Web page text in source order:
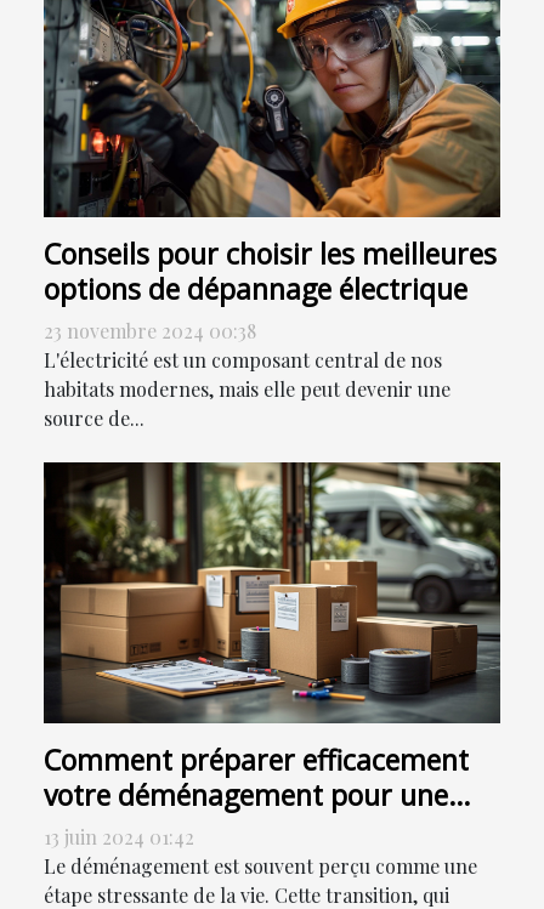
Conseils pour choisir les meilleures
options de dépannage électrique
23 novembre 2024 00:38
L'électricité est un composant central de nos
habitats modernes, mais elle peut devenir une
source de...
Comment préparer efficacement
votre déménagement pour une
transition en douceur
13 juin 2024 01:42
Le déménagement est souvent perçu comme une
étape stressante de la vie. Cette transition, qui